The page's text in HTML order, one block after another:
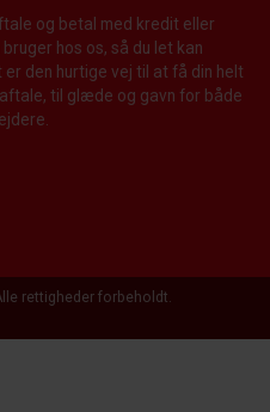
og betal med kredit eller
hos os, så du let kan
den hurtige vej til at få din helt
til glæde og gavn for både
rettigheder forbeholdt.